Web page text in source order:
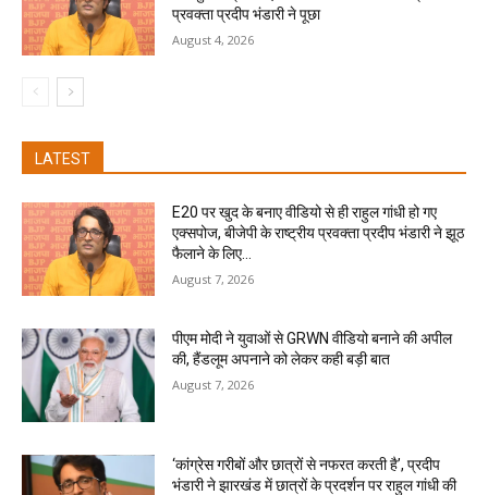
प्रवक्ता प्रदीप भंडारी ने पूछा
August 4, 2026
LATEST
E20 पर खुद के बनाए वीडियो से ही राहुल गांधी हो गए
एक्सपोज, बीजेपी के राष्ट्रीय प्रवक्ता प्रदीप भंडारी ने झूठ
फैलाने के लिए...
August 7, 2026
पीएम मोदी ने युवाओं से GRWN वीडियो बनाने की अपील
की, हैंडलूम अपनाने को लेकर कही बड़ी बात
August 7, 2026
‘कांग्रेस गरीबों और छात्रों से नफरत करती है’, प्रदीप
भंडारी ने झारखंड में छात्रों के प्रदर्शन पर राहुल गांधी की